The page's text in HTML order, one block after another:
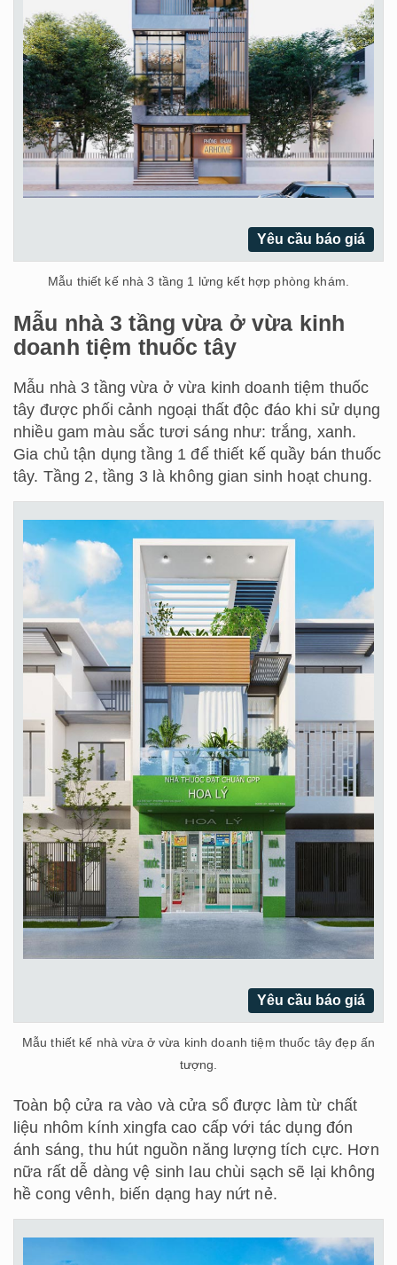
Yêu cầu báo giá
Mẫu thiết kế nhà 3 tầng 1 lửng kết hợp phòng khám.
Mẫu nhà 3 tầng vừa ở vừa kinh
doanh tiệm thuốc tây
Mẫu nhà 3 tầng vừa ở vừa kinh doanh tiệm thuốc
tây được phối cảnh ngoại thất độc đáo khi sử dụng
nhiều gam màu sắc tươi sáng như: trắng, xanh.
Gia chủ tận dụng tầng 1 để thiết kế quầy bán thuốc
tây. Tầng 2, tầng 3 là không gian sinh hoạt chung.
Yêu cầu báo giá
Mẫu thiết kế nhà vừa ở vừa kinh doanh tiệm thuốc tây đẹp ấn
tượng.
Toàn bộ cửa ra vào và cửa sổ được làm từ chất
liệu nhôm kính xingfa cao cấp với tác dụng đón
ánh sáng, thu hút nguồn năng lượng tích cực. Hơn
nữa rất dễ dàng vệ sinh lau chùi sạch sẽ lại không
hề cong vênh, biến dạng hay nứt nẻ.